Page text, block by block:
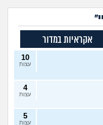
אקראיות במדור
10
עצות
4
עצות
5
עצות